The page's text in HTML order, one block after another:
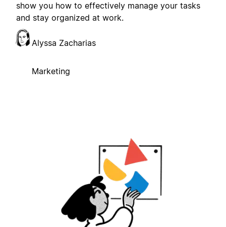
show you how to effectively manage your tasks
and stay organized at work.
Alyssa Zacharias
Marketing